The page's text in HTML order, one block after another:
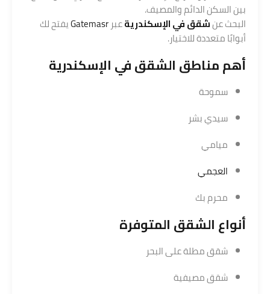
بين السكن الدائم والمصيف.
البحث عنشقق في الإسكندريةعبر Gatemasrيفتح لك
أبوابًا متعددة للاختيار.
أهم مناطق الشقق في الإسكندرية
سموحة
سيدي بشر
ميامي
العجمي
محرم بك
أنواع الشقق المتوفرة
شقق مطلة على البحر
شقق مصيفية